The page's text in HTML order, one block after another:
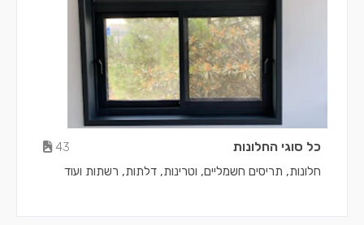
כל סוגי החלונות
43
חלונות, תריסים חשמליים, וטרינות, דלתות, רשתות ועוד